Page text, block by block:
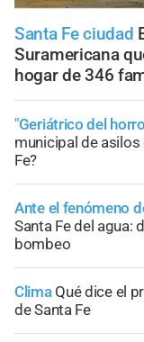
Santa Fe ciudad
Suramericana
hogar de 346
"Geriátrico del
municipal de asilos
Fe?
Ante el fenómeno
Santa Fe del agua:
bombeo
Clima Qué dice el
de Santa Fe